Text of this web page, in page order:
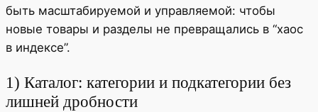
быть масштабируемой и управляемой: чтобы
новые товары и разделы не превращались в “хаос
в индексе”.
1) Каталог: категории и подкатегории без
лишней дробности